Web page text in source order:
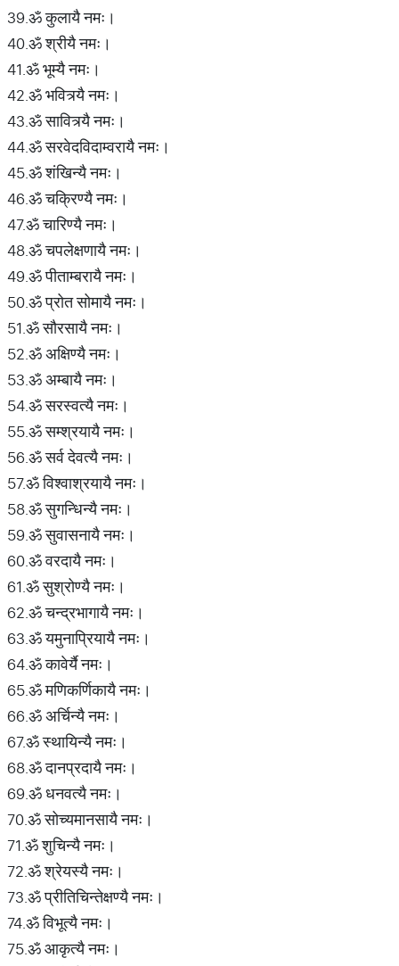
39.ॐ कुलायै नमः।
40.ॐ श्रीयै नमः।
41.ॐ भूम्यै नमः।
42.ॐ भवित्र्यै नमः।
43.ॐ सावित्र्यै नमः।
44.ॐ सरवेदविदाम्वरायै नमः।
45.ॐ शंखिन्यै नमः।
46.ॐ चक्रिण्यै नमः।
47.ॐ चारिण्यै नमः।
48.ॐ चपलेक्षणायै नमः।
49.ॐ पीताम्बरायै नमः।
50.ॐ प्रोत सोमायै नमः।
51.ॐ सौरसायै नमः।
52.ॐ अक्षिण्यै नमः।
53.ॐ अम्बायै नमः।
54.ॐ सरस्वत्यै नमः।
55.ॐ सम्श्रयायै नमः।
56.ॐ सर्व देवत्यै नमः।
57.ॐ विश्वाश्रयायै नमः।
58.ॐ सुगन्धिन्यै नमः।
59.ॐ सुवासनायै नमः।
60.ॐ वरदायै नमः।
61.ॐ सुश्रोण्यै नमः।
62.ॐ चन्द्रभागायै नमः।
63.ॐ यमुनाप्रियायै नमः।
64.ॐ कावेर्यै नमः।
65.ॐ मणिकर्णिकायै नमः।
66.ॐ अर्चिन्यै नमः।
67.ॐ स्थायिन्यै नमः।
68.ॐ दानप्रदायै नमः।
69.ॐ धनवत्यै नमः।
70.ॐ सोच्यमानसायै नमः।
71.ॐ शुचिन्यै नमः।
72.ॐ श्रेयस्यै नमः।
73.ॐ प्रीतिचिन्तेक्षण्यै नमः।
74.ॐ विभूत्यै नमः।
75.ॐ आकृत्यै नमः।